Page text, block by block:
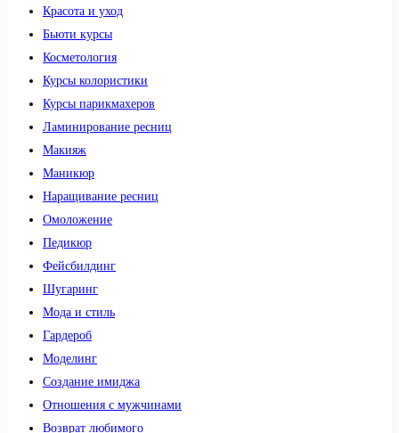
Красота и уход
Бьюти курсы
Косметология
Курсы колористики
Курсы парикмахеров
Ламинирование ресниц
Макияж
Маникюр
Наращивание ресниц
Омоложение
Педикюр
Фейсбилдинг
Шугаринг
Мода и стиль
Гардероб
Моделинг
Создание имиджа
Отношения с мужчинами
Возврат любимого